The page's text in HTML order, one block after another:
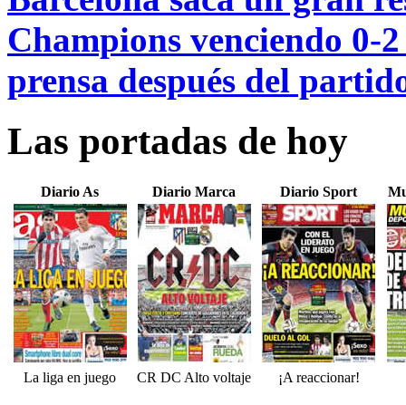
Champions venciendo 0-
prensa después del
Las portadas de hoy
Diario As Diario Marca Diario Sport
La liga en juego CR DC Alto voltaje ¡A reaccionar!